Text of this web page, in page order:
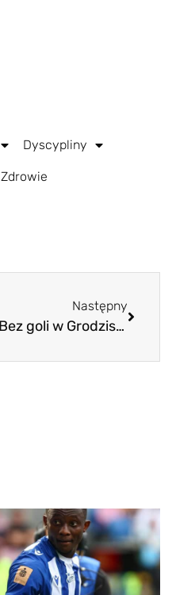
Dyscypliny
Zdrowie
Następny
Bez goli w Grodzisku